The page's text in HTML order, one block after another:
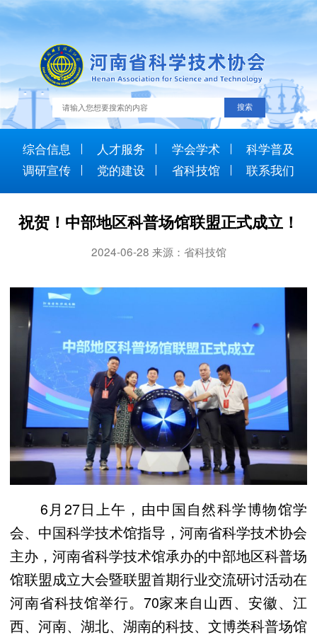
综合信息 人才服务 学会学术
科学普及
调研宣传
党的建设 省科技馆 联系我们
祝贺！中部地区科普场馆联盟正式成立！
2024-06-28 来源：省科技馆
6月27日上午，由中国自然科学博物馆学
会、中国科学技术馆指导，河南省科学技术协会
主办，河南省科学技术馆承办的中部地区科普场
馆联盟成立大会暨联盟首期行业交流研讨活动在
河南省科技馆举行。70家来自山西、安徽、江
西、河南、湖北、湖南的科技、文博类科普场馆